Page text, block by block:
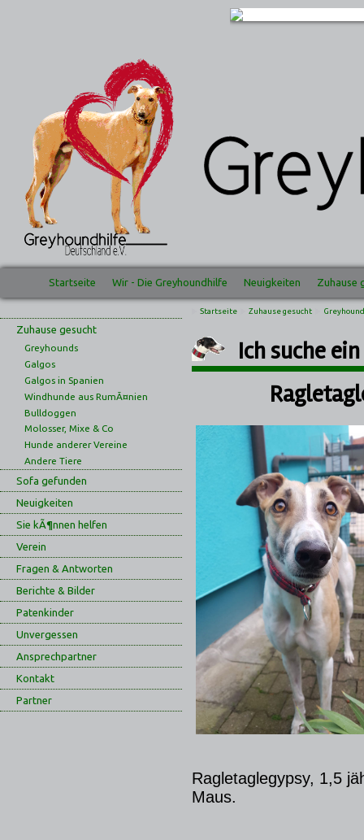
Startseite Wir - Die Greyhoundhilfe Neuigkeiten Zuhause
Zuhause gesucht
Greyhounds
Galgos
Galgos in Spanien
Windhunde aus RumÃ¤nien
Bulldoggen
Molosser, Mixe & Co
Hunde anderer Vereine
Andere Tiere
Sofa gefunden
Neuigkeiten
Sie kÃ¶nnen helfen
Verein
Fragen & Antworten
Berichte & Bilder
Patenkinder
Unvergessen
Ansprechpartner
Kontakt
Partner
Startseite Zuhause gesucht
Ich suche
Ragletaglegypsy, 1,5
Maus.